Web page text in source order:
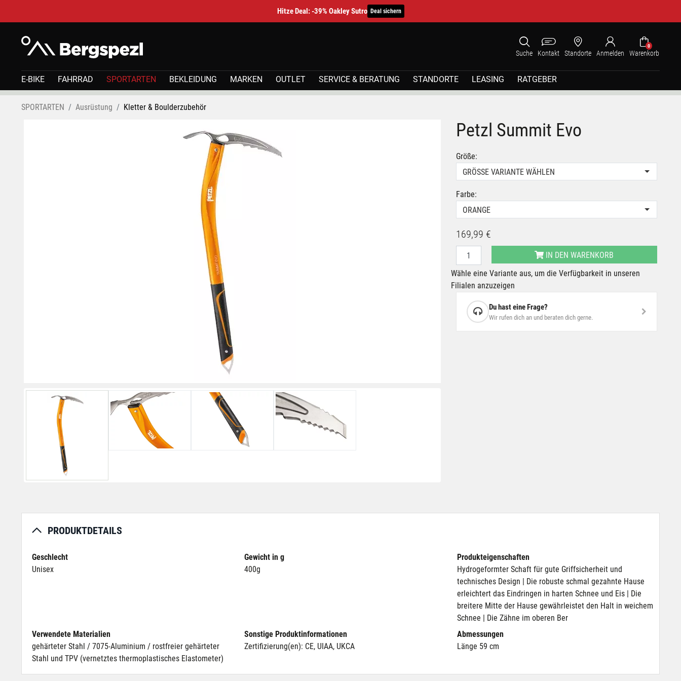
Hitze Deal: -39% Oakley Sutro Deal sichern
Suche Kontakt Standorte Anmelden
0
Warenkorb
E-BIKE FAHRRAD SPORTARTEN BEKLEIDUNG MARKEN OUTLET SERVICE & BERATUNG STANDORTE LEASING RATGEBER
SPORTARTEN Ausrüstung Kletter & Boulderzubehör
Petzl Summit Evo
Größe:
GRÖSSE VARIANTE WÄHLEN
Farbe:
ORANGE
169,99 €
IN DEN WARENKORB
Wähle eine Variante aus, um die Verfügbarkeit in unseren
Filialen anzuzeigen
Du hast eine Frage?
Wir rufen dich an und beraten dich gerne.
PRODUKTDETAILS
Geschlecht
Unisex
Gewicht in g
400g
Produkteigenschaften
Hydrogeformter Schaft für gute Griffsicherheit und
technisches Design | Die robuste schmal gezahnte Hause
erleichtert das Eindringen in harten Schnee und Eis | Die
breitere Mitte der Hause gewährleistet den Halt in weichem
Schnee | Die Zähne im oberen Ber
Verwendete Materialien
gehärteter Stahl / 7075-Aluminium / rostfreier gehärteter
Stahl und TPV (vernetztes thermoplastisches Elastometer)
Sonstige Produktinformationen
Zertifizierung(en): CE, UIAA, UKCA
Abmessungen
Länge 59 cm